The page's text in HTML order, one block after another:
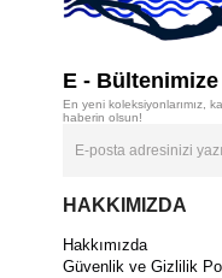
E - Bültenimize
En yeni koleksiyonlarımız,
haberin olsun!
HAKKIMIZDA
Hakkımızda
Güvenlik ve Gizlilik